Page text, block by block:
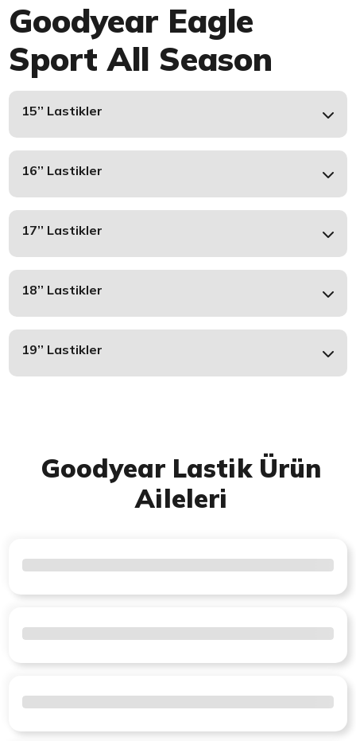
Goodyear Eagle
Sport All Season
15’’ Lastikler
16’’ Lastikler
17’’ Lastikler
18’’ Lastikler
19’’ Lastikler
Goodyear Lastik Ürün
Aileleri